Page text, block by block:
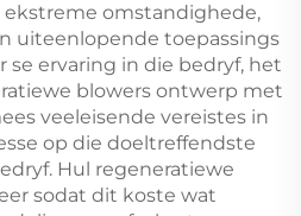
omstandighede,
uiteenlopende toepassings
se ervaring in die bedryf, het
blowers ontwerp met
veeleisende vereistes in
op die doeltreffendste
Hul regeneratiewe
sodat dit koste wat